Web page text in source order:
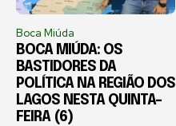
Boca Miúda
BOCA MIÚDA: OS
BASTIDORES DA
POLÍTICA NA REGIÃO DOS
LAGOS NESTA QUINTA-
FEIRA (6)